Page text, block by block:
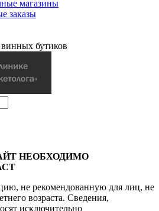
магазины
заказы
бутиков
НЕОБХОДИМО
не рекомендованную для лиц, не
возраста. Сведения,
исключительно